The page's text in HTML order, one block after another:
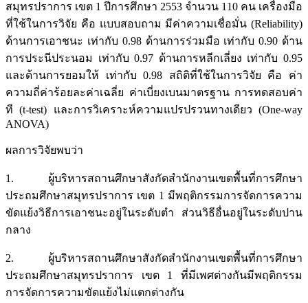
สมุทรปราการ เขต 1 ปีการศึกษา 2553 จำนวน 110 คน เครื่องมือ
ที่ใช้ในการวิจัย คือ แบบสอบถาม มีค่าความเชื่อมั่น (Reliability)
ด้านการเอาชนะ เท่ากับ 0.98 ด้านการร่วมมือ เท่ากับ 0.90 ด้าน
การประนีประนอม เท่ากับ 0.97 ด้านการหลีกเลี่ยง เท่ากับ 0.95
และด้านการยอมให้ เท่ากับ 0.98 สถิติที่ใช้ในการวิจัย คือ ค่า
ความถี่ค่าร้อยละค่าเฉลี่ย ค่าเบี่ยงเบนมาตรฐาน การทดสอบค่า
ที (t-test) และการวิเคราะห์ความแปรปรวนทางเดียว (One-way
ANOVA)
ผลการวิจัยพบว่า
1. ผู้บริหารสถานศึกษาสังกัดสำนักงานเขตพื้นที่การศึกษา
ประถมศึกษาสมุทรปราการ เขต 1 มีพฤติกรรมการจัดการความ
ขัดแย้งวิธีการเอาชนะอยู่ในระดับตำ ส่วนวิธีอื่นอยู่ในระดับปาน
กลาง
2. ผู้บริหารสถานศึกษาสังกัดสำนักงานเขตพื้นที่การศึกษา
ประถมศึกษาสมุทรปราการ เขต 1 ที่มีเพศต่างกันมีพฤติกรรม
การจัดการความขัดแย้งไม่แตกต่างกัน